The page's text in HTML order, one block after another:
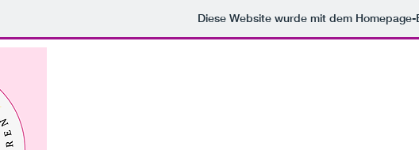
Diese Website wurde mit dem